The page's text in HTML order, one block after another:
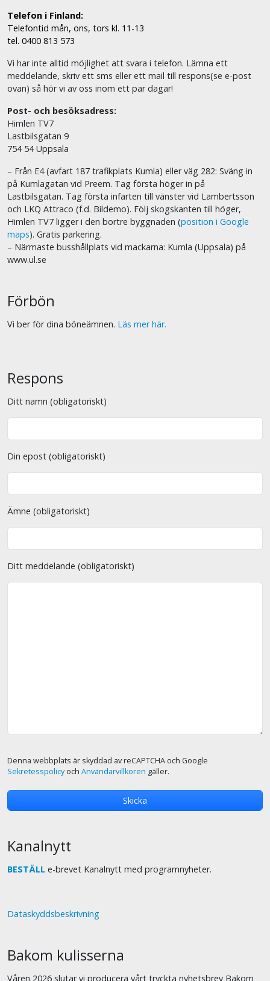
Telefon i Finland:
Telefontid mån, ons, tors kl. 11-13
tel. 0400 813 573
Vi har inte alltid möjlighet att svara i telefon. Lämna ett
meddelande, skriv ett sms eller ett mail till respons(se e-post
ovan) så hör vi av oss inom ett par dagar!
Post- och besöksadress:
Himlen TV7
Lastbilsgatan 9
754 54 Uppsala
– Från E4 (avfart 187 trafikplats Kumla) eller väg 282: Sväng in
på Kumlagatan vid Preem. Tag första höger in på
Lastbilsgatan. Tag första infarten till vänster vid Lambertsson
och LKQ Attraco (f.d. Bildemo). Följ skogskanten till höger,
Himlen TV7 ligger i den bortre byggnaden (position i Google
maps). Gratis parkering.
– Närmaste busshållplats vid mackarna: Kumla (Uppsala) på
www.ul.se
Förbön
Vi ber för dina böneämnen. Läs mer här.
Respons
Ditt namn (obligatoriskt)
Din epost (obligatoriskt)
Ämne (obligatoriskt)
Ditt meddelande (obligatoriskt)
Denna webbplats är skyddad av reCAPTCHA och Google
Sekretesspolicyoch Användarvillkoren gäller.
Kanalnytt
BESTÄLL e-brevet Kanalnytt med programnyheter.
Dataskyddsbeskrivning
Bakom kulisserna
Våren 2026 slutar vi producera vårt tryckta nyhetsbrev Bakom